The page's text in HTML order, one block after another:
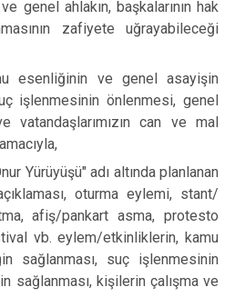
genel ahlakın, başkalarının hak
zafiyete uğrayabileceği
esenliğinin ve genel asayişin
işlenmesinin önlenmesi, genel
vatandaşlarımızın can ve mal
Yürüyüşü" adı altında planlanan
oturma eylemi, stant/
afiş/pankart asma, protesto
vb. eylem/etkinliklerin, kamu
sağlanması, suç işlenmesinin
sağlanması, kişilerin çalışma ve